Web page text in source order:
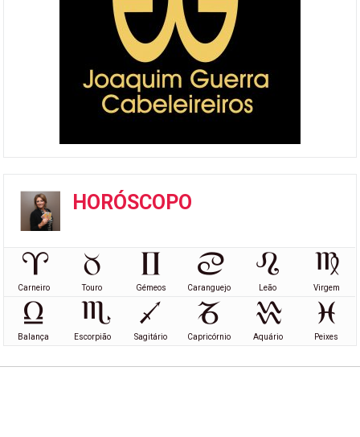
HORÓSCOPO
Carneiro Touro Gémeos Caranguejo Leão Virgem
Balança Escorpião Sagitário Capricórnio Aquário Peixes